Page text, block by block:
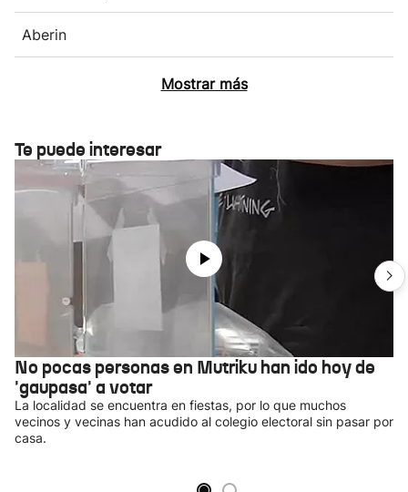
Aberin
Mostrar más
Te puede interesar
No pocas personas en Mutriku han ido hoy de
'gaupasa' a votar
La localidad se encuentra en fiestas, por lo que muchos
vecinos y vecinas han acudido al colegio electoral sin pasar por
casa.